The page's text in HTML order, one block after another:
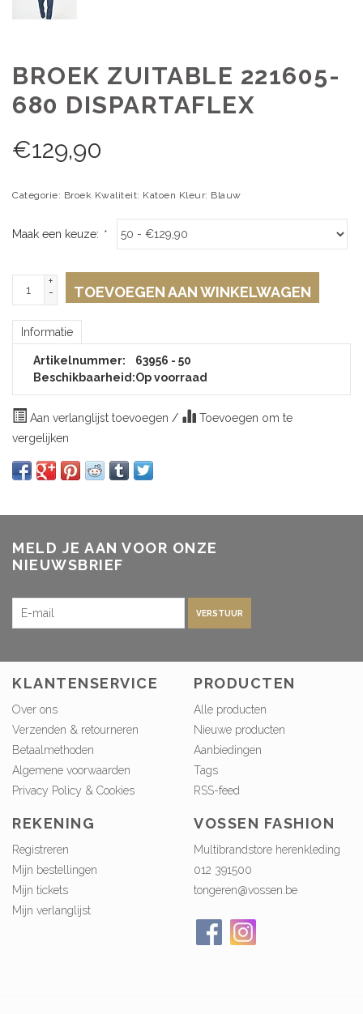
BROEK ZUITABLE 221605-
680 DISPARTAFLEX
€129,90
Categorie: Broek Kwaliteit: Katoen Kleur: Blauw
Maak een keuze: *
+
-
TOEVOEGEN AAN WINKELWAGEN
Informatie
Artikelnummer:
63956 - 50
Beschikbaarheid:Op voorraad
Aan verlanglijst toevoegen /
Toevoegen om te
vergelijken
MELD JE AAN VOOR ONZE
NIEUWSBRIEF
VERSTUUR
KLANTENSERVICE
Over ons
Verzenden & retourneren
Betaalmethoden
Algemene voorwaarden
Privacy Policy & Cookies
PRODUCTEN
Alle producten
Nieuwe producten
Aanbiedingen
Tags
RSS-feed
REKENING
Registreren
Mijn bestellingen
Mijn tickets
Mijn verlanglijst
VOSSEN FASHION
Multibrandstore herenkleding
012 391500
tongeren@vossen.be